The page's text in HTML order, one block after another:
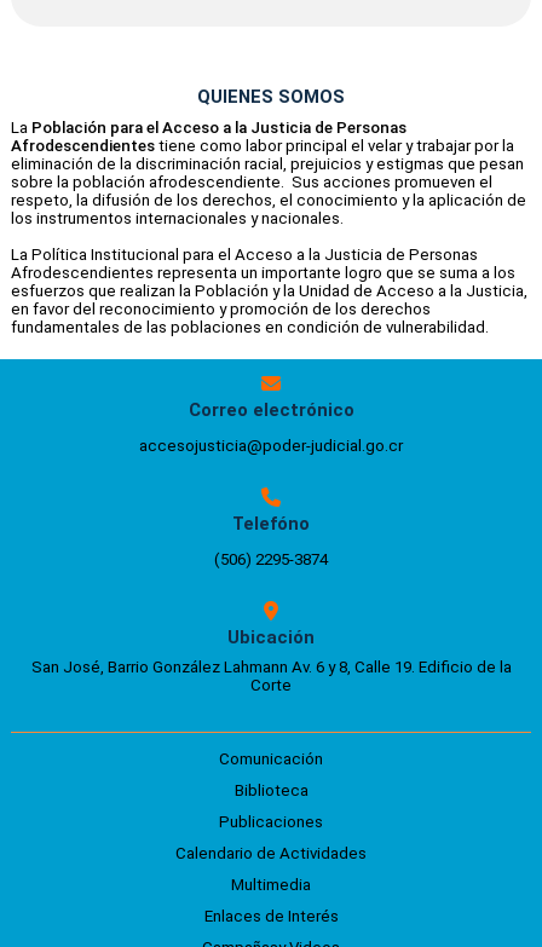
QUIENES SOMOS
La Población para el Acceso a la Justicia de Personas
Afrodescendientestiene como labor principal el velar y trabajar por la
eliminación de la discriminación racial, prejuicios y estigmas que pesan
sobre la población afrodescendiente. Sus acciones promueven el
respeto, la difusión de los derechos, el conocimiento y la aplicación de
los instrumentos internacionales y nacionales.
La Política Institucional para el Acceso a la Justicia de Personas
Afrodescendientes representa un importante logro que se suma a los
esfuerzos que realizan la Población y la Unidad de Acceso a la Justicia,
en favor del reconocimiento y promoción de los derechos
fundamentales de las poblaciones en condición de vulnerabilidad.
Correo electrónico
accesojusticia@poder-judicial.go.cr
Telefóno
(506) 2295-3874
Ubicación
San José, Barrio González Lahmann Av. 6 y 8, Calle 19. Edificio de la
Corte
Comunicación
Biblioteca
Publicaciones
Calendario de Actividades
Multimedia
Enlaces de Interés